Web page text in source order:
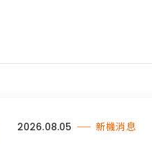
2026.08.05 新機消息